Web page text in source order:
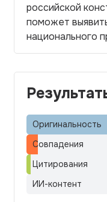
российской
поможет
национального
Оригинальность
Совпадения
Цитирования
ИИ-контент